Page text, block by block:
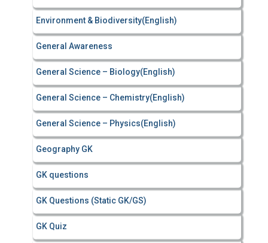
Environment & Biodiversity(English)
General Awareness
General Science – Biology(English)
General Science – Chemistry(English)
General Science – Physics(English)
Geography GK
GK questions
GK Questions (Static GK/GS)
GK Quiz